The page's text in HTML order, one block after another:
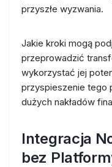
przyszłe wyzwania.
Jakie kroki mogą
przeprowadzić
wykorzystać jej
przyspieszenie tego
dużych nakładów
Integracja
bez